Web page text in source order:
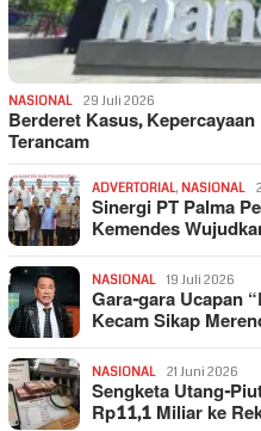
NASIONAL 29 Juli 2026
Berderet Kasus,
Terancam
ADVERTORIAL, NASIONAL
Sinergi PT Palma
Kemendes
NASIONAL 19 Juli 2026
Gara-gara Ucapan
Kecam Sikap
NASIONAL 21 Juni 2026
Sengketa Utang-
Rp11,1 Miliar ke